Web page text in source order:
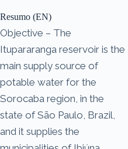
Resumo (EN)
Objective – The
Itupararanga reservoir is the
main supply source of
potable water for the
Sorocaba region, in the
state of São Paulo, Brazil,
and it supplies the